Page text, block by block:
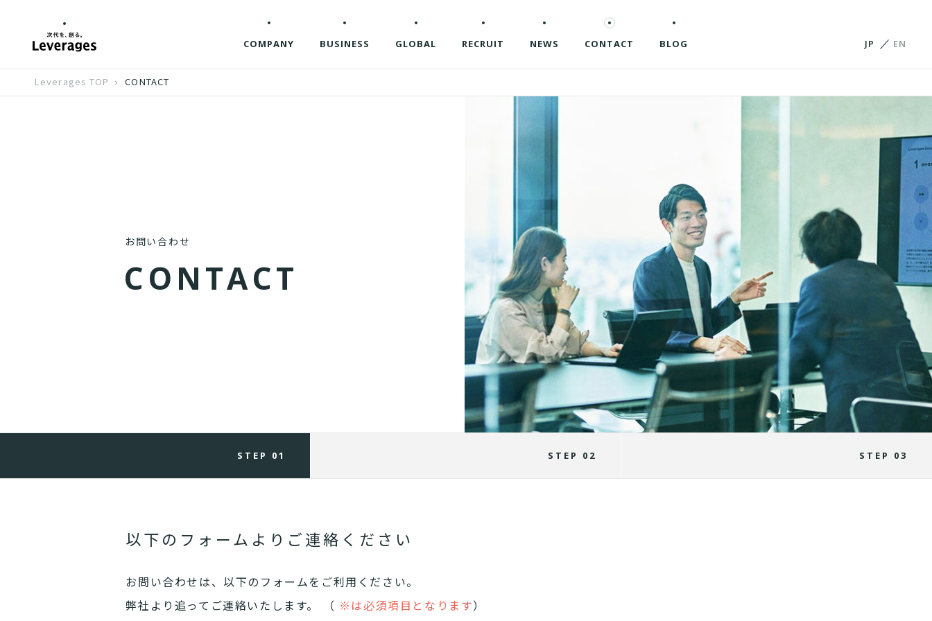
COMPANY BUSINESS GLOBAL RECRUIT NEWS CONTACT BLOG JP EN
Leverages TOP CONTACT
お問い合わせ
CO NTACT
STEP 01 STEP 02 STEP 03
以下のフォームよりご連絡ください
お問い合わせは、以下のフォームをご利用ください。
弊社より追ってご連絡いたします。 （ ※は必須項目となります）